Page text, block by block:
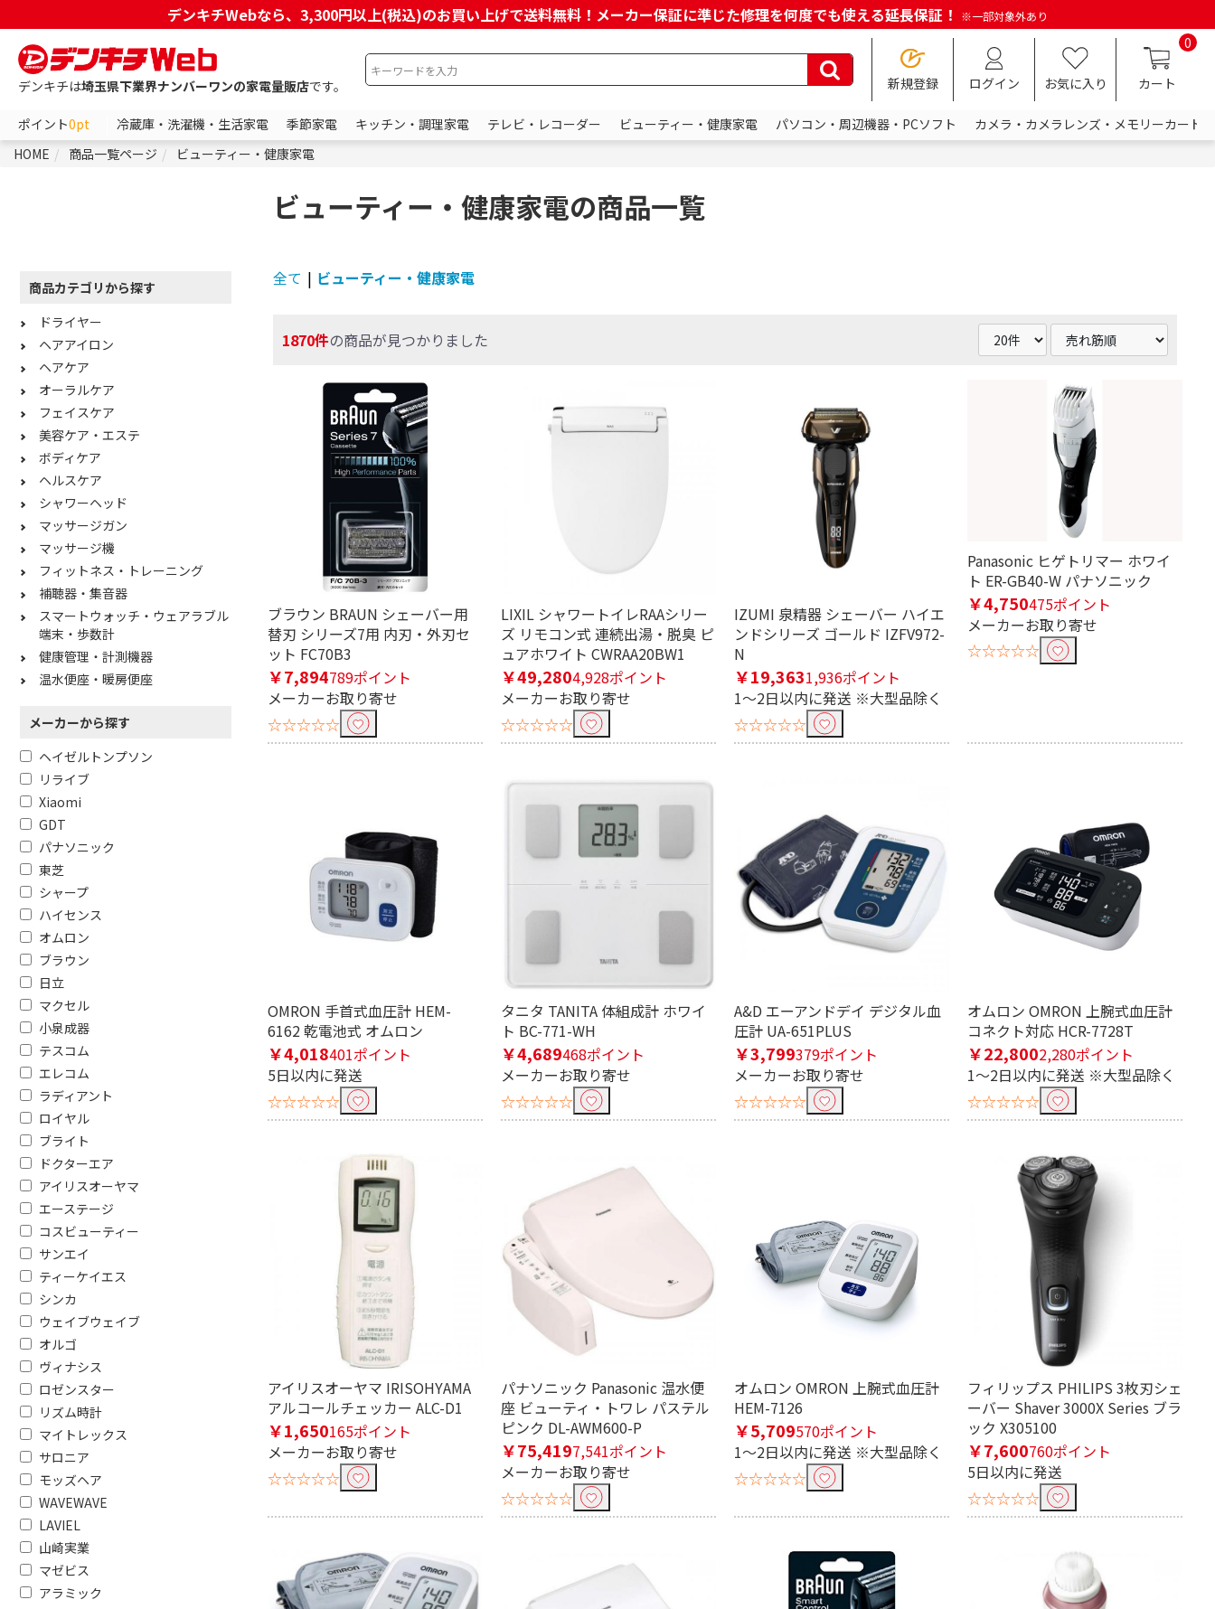
デンキチWebなら、3,300円以上(税込)のお買い上げで送料無料！メーカー保証に準じた修理を何度でも使える延長保証！ ※一部対象外あり
デンキチは埼玉県下業界ナンバーワンの家電量販店です。 新規登録 ログイン お気に入り
0
カート
ポイント0pt 冷蔵庫・洗濯機・生活家電 季節家電 キッチン・調理家電 テレビ・レコーダー ビューティー・健康家電 パソコン・周辺機器・PCソフト
カメラ・カメラレンズ・メモリーカード
HOME
商品一覧ページ ビューティー・健康家電
ビューティー・健康家電の商品一覧
全て | ビューティー・健康家電
1870件の商品が見つかりました
ブラウン BRAUN シェーバー用
替刃 シリーズ7用 内刃・外刃セ
ット FC70B3
￥7,894789ポイント
メーカーお取り寄せ
☆☆☆☆☆
LIXIL シャワートイレRAAシリー
ズ リモコン式 連続出湯・脱臭 ピ
ュアホワイト CWRAA20BW1
￥49,2804,928ポイント
メーカーお取り寄せ
☆☆☆☆☆
IZUMI 泉精器 シェーバー ハイエ
ンドシリーズ ゴールド IZFV972-
N
￥19,3631,936ポイント
1～2日以内に発送 ※大型品除く
☆☆☆☆☆
Panasonic ヒゲトリマー ホワイ
ト ER-GB40-W パナソニック
￥4,750475ポイント
メーカーお取り寄せ
☆☆☆☆☆
OMRON 手首式血圧計 HEM-
6162 乾電池式 オムロン
￥4,018401ポイント
5日以内に発送
☆☆☆☆☆
タニタ TANITA 体組成計 ホワイ
ト BC-771-WH
￥4,689468ポイント
メーカーお取り寄せ
☆☆☆☆☆
A&D エーアンドデイ デジタル血
圧計 UA-651PLUS
￥3,799379ポイント
メーカーお取り寄せ
☆☆☆☆☆
オムロン OMRON 上腕式血圧計
コネクト対応 HCR-7728T
￥22,8002,280ポイント
1～2日以内に発送 ※大型品除く
☆☆☆☆☆
アイリスオーヤマ IRISOHYAMA
アルコールチェッカー ALC-D1
￥1,650165ポイント
メーカーお取り寄せ
☆☆☆☆☆
パナソニック Panasonic 温水便
座 ビューティ・トワレ パステル
ピンク DL-AWM600-P
￥75,4197,541ポイント
メーカーお取り寄せ
☆☆☆☆☆
オムロン OMRON 上腕式血圧計
HEM-7126
￥5,709570ポイント
1～2日以内に発送 ※大型品除く
☆☆☆☆☆
フィリップス PHILIPS 3枚刃シェ
ーバー Shaver 3000X Series ブラ
ック X305100
￥7,600760ポイント
5日以内に発送
☆☆☆☆☆
商品カテゴリから探す
ドライヤー
ヘアアイロン
ヘアケア
オーラルケア
フェイスケア
美容ケア・エステ
ボディケア
ヘルスケア
シャワーヘッド
マッサージガン
マッサージ機
フィットネス・トレーニング
補聴器・集音器
スマートウォッチ・ウェアラブル
端末・歩数計
健康管理・計測機器
温水便座・暖房便座
メーカーから探す
ヘイゼルトンプソン
リライブ
Xiaomi
GDT
パナソニック
東芝
シャープ
ハイセンス
オムロン
ブラウン
日立
マクセル
小泉成器
テスコム
エレコム
ラディアント
ロイヤル
ブライト
ドクターエア
アイリスオーヤマ
エーステージ
コスビューティー
サンエイ
ティーケイエス
シンカ
ウェイブウェイブ
オルゴ
ヴィナシス
ロゼンスター
リズム時計
マイトレックス
サロニア
モッズヘア
WAVEWAVE
LAVIEL
山崎実業
マゼビス
アラミック
フリーワードで絞り込む
除外する にチェックを入れると、指定したワードを除外して検索します。
価格で絞り込む
円~ 円
電源で絞り込む
電池式
コンセント式
便利&快適機能で絞り込む
清潔・除菌機能 着座センサー 着信通知機能 メール通知機能
血中酸素ウェルネス機
能
睡眠計測機能 ハンズフリー通話機能 防塵機能
音声アシスト機能 コーチング機能
水流切替
イオンで絞り込む
イオン発生機能あり 有 無
電源方式で絞り込む